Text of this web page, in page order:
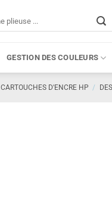
GESTION DES COULEURS
CARTOUCHES D'ENCRE HP /